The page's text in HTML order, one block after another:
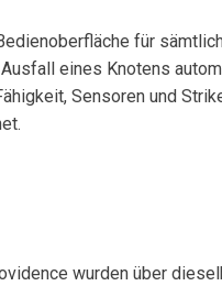
für
eines Knotens
Sensoren und
wurden über